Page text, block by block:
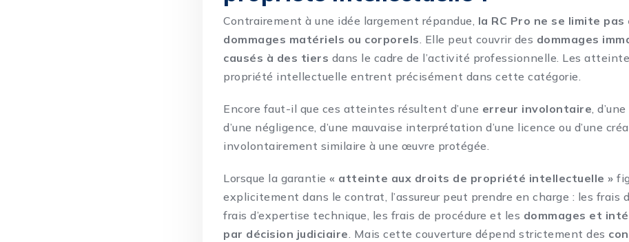
Contrairement à une idée largement répandue, la RC Pro ne se limite pas
dommages matériels ou corporels. Elle peut couvrir des dommages
causés à des tiers dans le cadre de l’activité professionnelle. Les
propriété intellectuelle entrent précisément dans cette catégorie.
Encore faut-il que ces atteintes résultent d’une erreur involontaire,
d’une négligence, d’une mauvaise interprétation d’une licence ou d’une
involontairement similaire à une œuvre protégée.
Lorsque la garantie« atteinte aux droits de propriété intellectuelle »
explicitement dans le contrat, l’assureur peut prendre en charge : les frais
frais d’expertise technique, les frais de procédure et les dommages et
par décision judiciaire. Mais cette couverture dépend strictement des